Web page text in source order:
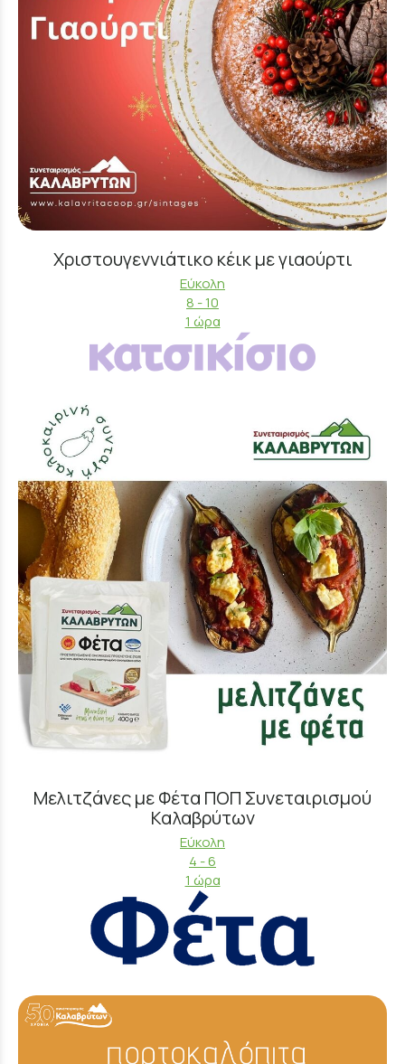
Χριστουγεννιάτικο κέικ με γιαούρτι
Εύκολη
8 - 10
1 ώρα
Μελιτζάνες με Φέτα ΠΟΠ Συνεταιρισμού
Καλαβρύτων
Εύκολη
4 - 6
1 ώρα